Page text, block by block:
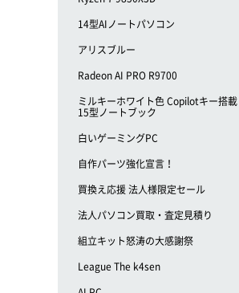
14型AIノートパソコン
アリスブルー
Radeon AI PRO R9700
ミルキーホワイト色 Copilotキー搭載
15型ノートブック
白いゲーミングPC
自作パーツ強化宣言！
買換え応援 法人様限定セール
法人パソコン買取・査定見積り
組立キット怒涛の大感謝祭
League The k4sen